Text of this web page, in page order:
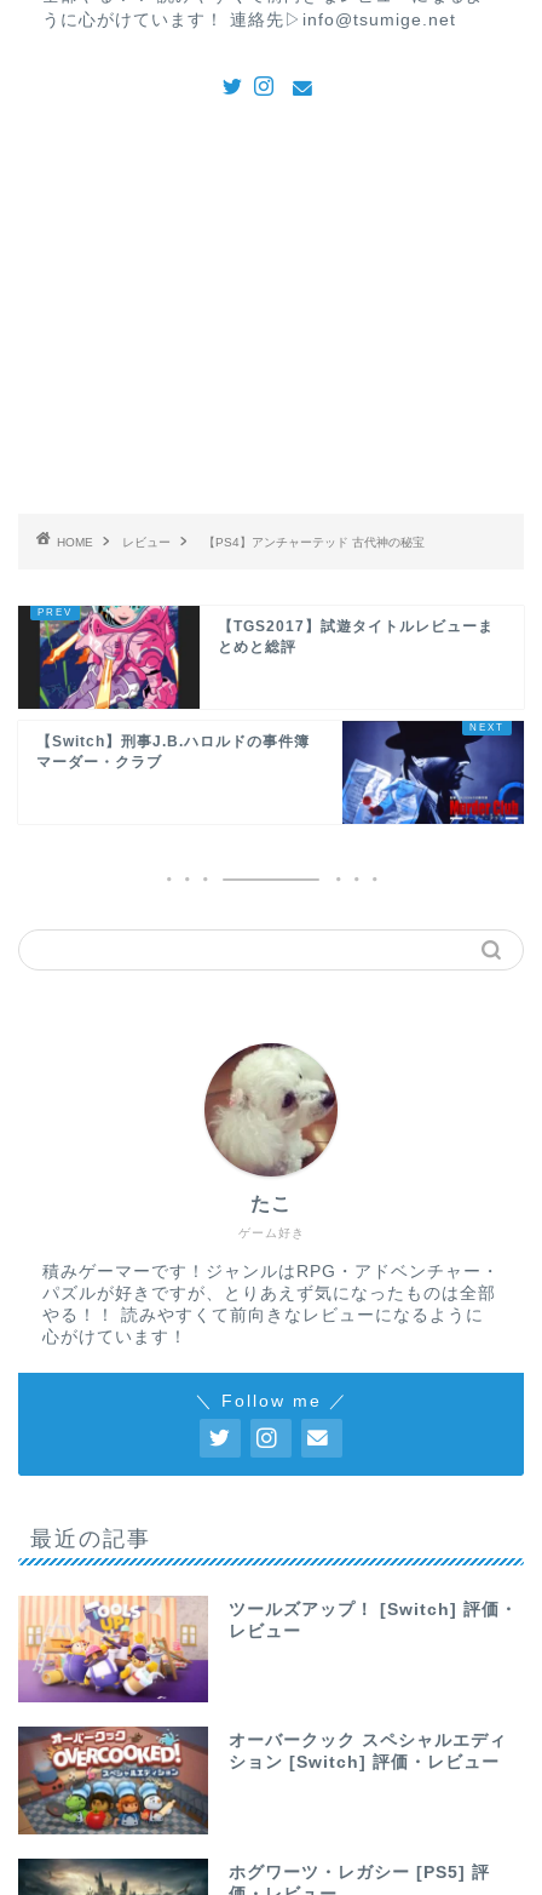
うに心がけています！ 連絡先▷info@tsumige.net
HOME レビュー 【PS4】アンチャーテッド 古代神の秘宝
【TGS2017】試遊タイトルレビューま
とめと総評
【Switch】刑事J.B.ハロルドの事件簿
マーダー・クラブ
ゲーム好き
たこ
積みゲーマーです！ジャンルはRPG・アドベンチャー・
パズルが好きですが、とりあえず気になったものは全部
やる！！ 読みやすくて前向きなレビューになるように
心がけています！
＼ Follow me ／
最近の記事
ツールズアップ！ [Switch] 評価・
レビュー
オーバークック スペシャルエディ
ション [Switch] 評価・レビュー
ホグワーツ・レガシー [PS5] 評